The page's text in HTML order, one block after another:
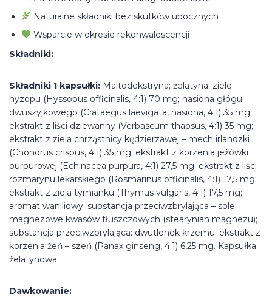
Naturalne składniki bez skutków ubocznych
Wsparcie w okresie rekonwalescencji
Składniki:
Składniki 1 kapsułki: Maltodekstryna; żelatyna; ziele
hyzopu (Hyssopus officinalis, 4:1) 70 mg; nasiona głógu
dwuszyjkowego (Crataegus laevigata, nasiona, 4:1) 35 mg;
ekstrakt z liści dziewanny (Verbascum thapsus, 4:1) 35 mg;
ekstrakt z ziela chrząstnicy kędzierzawej – mech irlandzki
(Chondrus crispus, 4:1) 35 mg; ekstrakt z korzenia jeżówki
purpurowej (Echinacea purpura, 4:1) 27,5 mg; ekstrakt z liści
rozmarynu lekarskiego (Rosmarinus officinalis, 4:1) 17,5 mg;
ekstrakt z ziela tymianku (Thymus vulgaris, 4:1) 17,5 mg;
aromat waniliowy; substancja przeciwzbrylająca – sole
magnezowe kwasów tłuszczowych (stearynian magnezu);
substancja przeciwzbrylająca: dwutlenek krzemu; ekstrakt z
korzenia żeń – szeń (Panax ginseng, 4:1) 6,25 mg. Kapsułka
żelatynowa.
Dawkowanie: